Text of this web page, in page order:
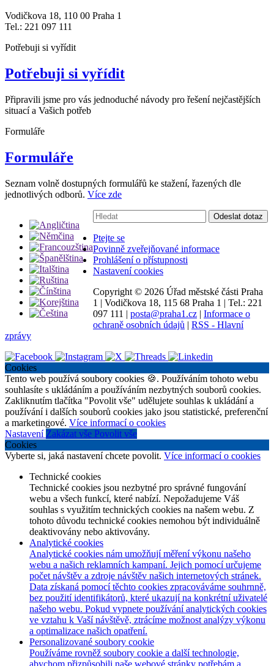
Vodičkova 18, 110 00 Praha 1
Tel.: 221 097 111
Potřebuji si vyřídit
Potřebuji si vyřídit
Připravili jsme pro vás jednoduché návody pro řešení nejčastějších
situací a Vašich potřeb
Formuláře
Formuláře
Seznam volně dostupných formulářů ke stažení, řazených dle
jednotlivých odborů. Více zde
Vyhledávání:
Odeslat dotaz
Ptejte se
Povinně zveřejňované informace
Prohlášení o přístupnosti
Nastavení cookies
Copyright © 2026 Úřad městské části Praha
1 | Vodičkova 18, 115 68 Praha 1 | Tel.: 221
097 111 | posta@praha1.cz | Informace o
ochraně osobních údajů | RSS - Hlavní
zprávy
Cookies
Tento web používá soubory cookies 🍪. Používáním tohoto webu
souhlasíte s ukládáním a používáním nezbytných souborů cookies.
Zakliknutím tlačítka "Povolit vše" udělujete souhlas k ukládání a
používání i dalších souborů cookies jako jsou statistické, preferenční
a marketingové. Více informací o cookies
Nastavení Zakázat vše Povolit vše
Cookies
Vyberte si, jaká nastavení chcete povolit. Více informací o cookies
Technické cookies
Technické cookies jsou nezbytné pro správné fungování
webu a všech funkcí, které nabízí. Nepožadujeme Váš
souhlas s využitím technických cookies na našem webu. Z
tohoto důvodu technické cookies nemohou být individuálně
deaktivovány nebo aktivovány.
Analytické cookies
Analytické cookies nám umožňují měření výkonu našeho
webu a našich reklamních kampaní. Jejich pomocí určujeme
počet návštěv a zdroje návštěv našich internetových stránek.
Data získaná pomocí těchto cookies zpracováváme souhrnně,
bez použití identifikátorů, které ukazují na konkrétní uživatelé
našeho webu. Pokud vypnete používání analytických cookies
ve vztahu k Vaší návštěvě, ztrácíme možnost analýzy výkonu
a optimalizace našich opatření.
Personalizované soubory cookie
Používáme rovněž soubory cookie a další technologie,
abychom přizpůsobili naše webové stránky potřebám a